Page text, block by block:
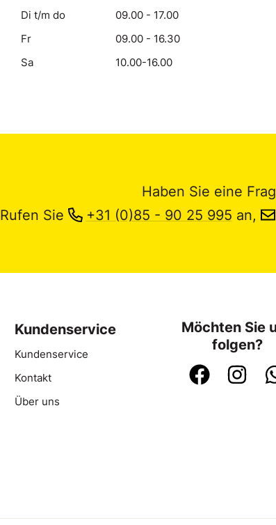
Di t/m do
09.00 - 17.00
Fr
09.00 - 16.30
Sa
10.00-16.00
Haben Sie eine
Rufen Sie
+31 (0)85 - 90 25 995 an,
Kundenservice
Kundenservice
Kontakt
Über uns
Möchten Sie
folgen?